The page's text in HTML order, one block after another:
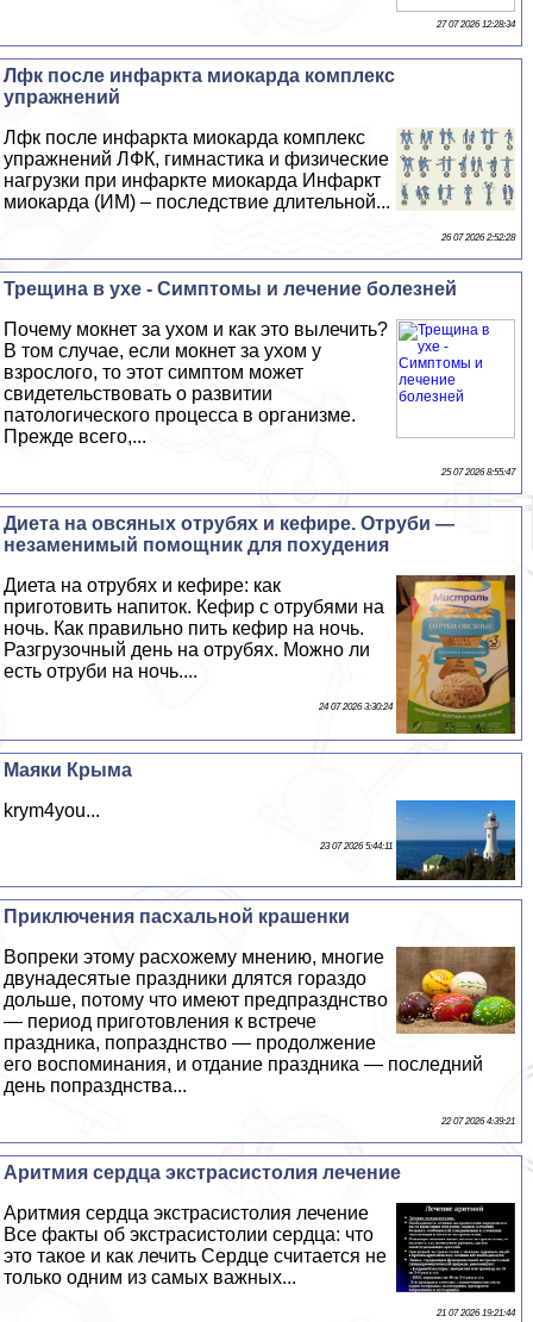
27 07 2026 12:28:34
Лфк после инфаркта миокарда комплекс
упражнений
Лфк после инфаркта миокарда комплекс
упражнений ЛФК, гимнастика и физические
нагрузки при инфаркте миокарда Инфаркт
миокарда (ИМ) – последствие длительной...
26 07 2026 2:52:28
Трещина в ухе - Симптомы и лечение болезней
Почему мокнет за ухом и как это вылечить?
В том случае, если мокнет за ухом у
взрослого, то этот симптом может
свидетельствовать о развитии
патологического процесса в организме.
Прежде всего,...
25 07 2026 8:55:47
Диета на овсяных отрубях и кефире. Отруби —
незаменимый помощник для похудения
Диета на отрубях и кефире: как
приготовить напиток. Кефир с отрубями на
ночь. Как правильно пить кефир на ночь.
Разгрузочный день на отрубях. Можно ли
есть отруби на ночь....
24 07 2026 3:30:24
Маяки Крыма
krym4you...
23 07 2026 5:44:11
Приключения пасхальной крашенки
Вопреки этому расхожему мнению, многие
двунадесятые праздники длятся гораздо
дольше, потому что имеют предпразднство
— период приготовления к встрече
праздника, попразднство — продолжение
его воспоминания, и отдание праздника — последний
день попразднства...
22 07 2026 4:39:21
Аритмия сердца экстрасистолия лечение
Аритмия сердца экстрасистолия лечение
Все факты об экстрасистолии сердца: что
это такое и как лечить Сердце считается не
только одним из самых важных...
21 07 2026 19:21:44